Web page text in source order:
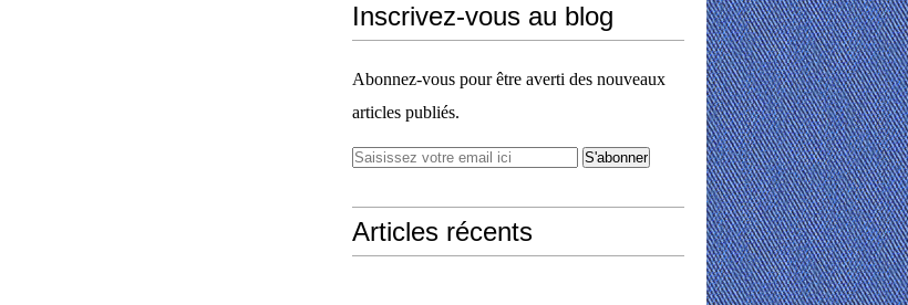
Inscrivez-vous au blog
Abonnez-vous pour être averti des nouveaux
articles publiés.
Articles récents